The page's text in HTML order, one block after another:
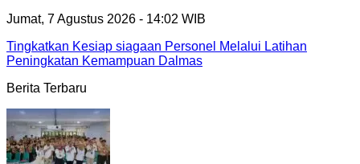
Jumat, 7 Agustus 2026 - 14:02 WIB
Tingkatkan Kesiap siagaan Personel Melalui Latihan
Peningkatan Kemampuan Dalmas
Berita Terbaru